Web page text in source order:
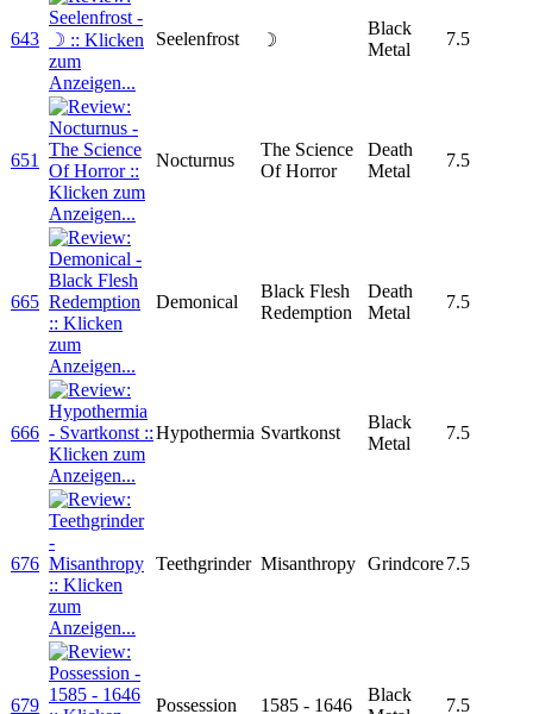
643 Seelenfrost ☽
Black
Metal
7.5
651 Nocturnus
The Science
Of Horror
Death
Metal
7.5
665 Demonical
Black Flesh
Redemption
Death
Metal
7.5
666 Hypothermia Svartkonst
Black
Metal
7.5
676 Teethgrinder Misanthropy Grindcore7.5
679 Possession 1585 - 1646
Black
7.5